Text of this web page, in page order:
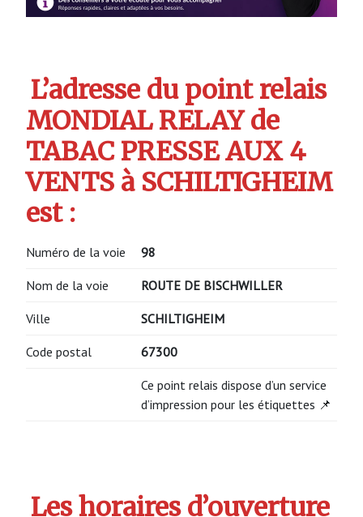
L’adresse du point relais
MONDIAL RELAY de
TABAC PRESSE AUX 4
VENTS à SCHILTIGHEIM
est :
Numéro de la voie 98
Nom de la voie ROUTE DE BISCHWILLER
Ville SCHILTIGHEIM
Code postal 67300
Ce point relais dispose d’un service
d’impression pour les étiquettes 📌
Les horaires d’ouverture